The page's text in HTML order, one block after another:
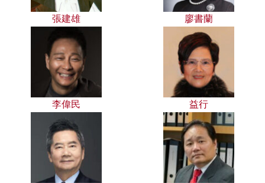
張建雄 廖書蘭
李偉民 益行